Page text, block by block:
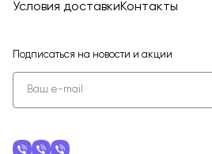
Условия доставкиКонтакты
Подписаться на новости и акции